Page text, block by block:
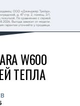
W600
ТЕПЛА